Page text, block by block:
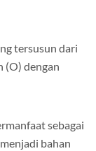
tersusun dari
(O) dengan
sebagai
bahan